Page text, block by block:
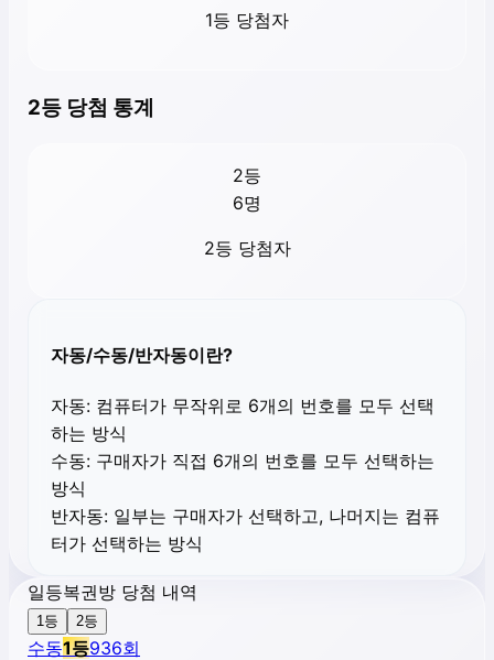
1등 당첨자
2등 당첨 통계
2등
6명
2등 당첨자
자동/수동/반자동이란?
자동: 컴퓨터가 무작위로 6개의 번호를 모두 선택
하는 방식
수동: 구매자가 직접 6개의 번호를 모두 선택하는
방식
반자동: 일부는 구매자가 선택하고, 나머지는 컴퓨
터가 선택하는 방식
일등복권방 당첨 내역
1등 2등
수동1등936회